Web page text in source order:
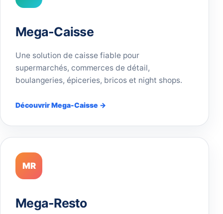
Mega-Caisse
Une solution de caisse fiable pour
supermarchés, commerces de détail,
boulangeries, épiceries, bricos et night shops.
Découvrir Mega-Caisse →
MR
Mega-Resto